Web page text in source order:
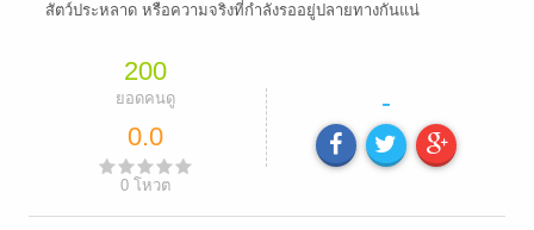
สัตว์ประหลาด หรือความจริงที่กำลังรออยู่ปลายทางกันแน่
200
ยอดคนดู
0.0
0โหวต
-